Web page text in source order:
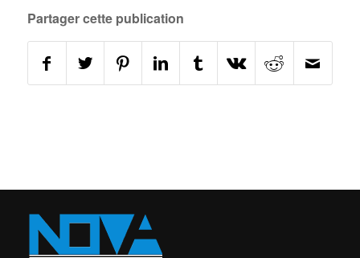
Partager cette publication